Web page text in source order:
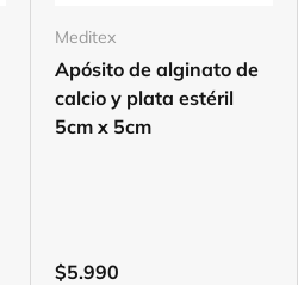
Meditex
Apósito de alginato de
calcio y plata estéril
5cm x 5cm
$5.990